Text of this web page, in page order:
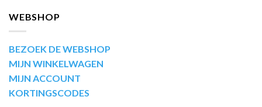
WEBSHOP
BEZOEK DE WEBSHOP
MIJN WINKELWAGEN
MIJN ACCOUNT
KORTINGSCODES